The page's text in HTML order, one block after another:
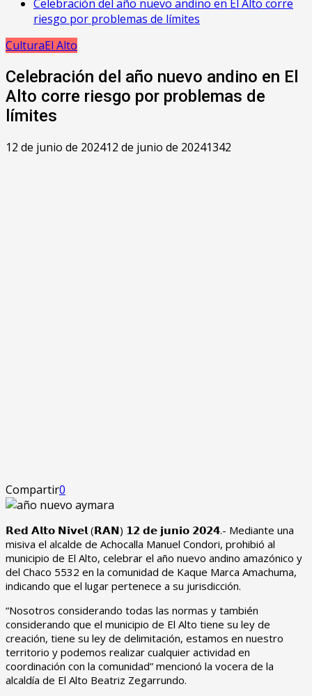
Celebración del año nuevo andino en El Alto corre
riesgo por problemas de límites
CulturaEl Alto
Celebración del año nuevo andino en El
Alto corre riesgo por problemas de
límites
12 de junio de 202412 de junio de 20241342
Compartir0
𝗥𝗲𝗱 𝗔𝗹𝘁𝗼 𝗡𝗶𝘃𝗲𝗹 (𝗥𝗔𝗡) 𝟭𝟮 𝗱𝗲 𝗷𝘂𝗻𝗶𝗼 𝟮𝟬𝟮𝟰.- Mediante una
misiva el alcalde de Achocalla Manuel Condori, prohibió al
municipio de El Alto, celebrar el año nuevo andino amazónico y
del Chaco 5532 en la comunidad de Kaque Marca Amachuma,
indicando que el lugar pertenece a su jurisdicción.
“Nosotros considerando todas las normas y también
considerando que el municipio de El Alto tiene su ley de
creación, tiene su ley de delimitación, estamos en nuestro
territorio y podemos realizar cualquier actividad en
coordinación con la comunidad” mencionó la vocera de la
alcaldía de El Alto Beatriz Zegarrundo.